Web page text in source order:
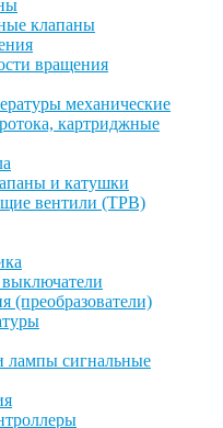
клапаны
вращения
механические
картриджные
и катушки
вентили (ТРВ)
(преобразователи)
лампы сигнальные